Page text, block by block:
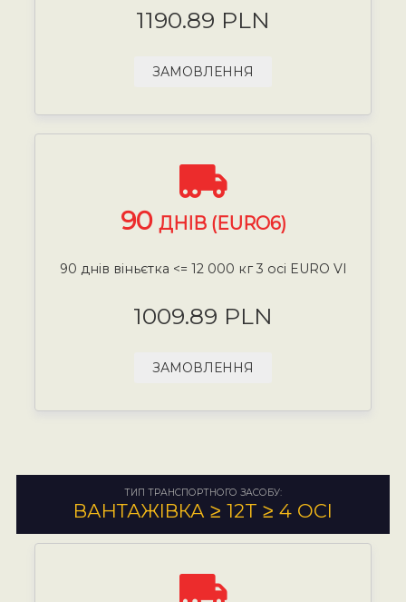
1190.89 PLN
ЗАМОВЛЕННЯ
90 ДНІВ (EURO6)
90 днів віньєтка <= 12 000 кг 3 осі EURO VI
1009.89 PLN
ЗАМОВЛЕННЯ
ТИП ТРАНСПОРТНОГО ЗАСОБУ:
ВАНТАЖІВКА ≥ 12T ≥ 4 ОСІ